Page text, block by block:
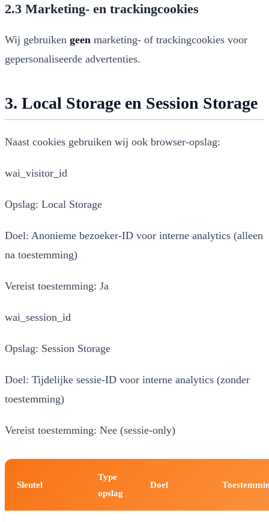
2.3 Marketing- en trackingcookies
Wij gebruiken geen marketing- of trackingcookies voor
gepersonaliseerde advertenties.
3. Local Storage en Session Storage
Naast cookies gebruiken wij ook browser-opslag:
wai_visitor_id
Opslag: Local Storage
Doel: Anonieme bezoeker-ID voor interne analytics (alleen
na toestemming)
Vereist toestemming: Ja
wai_session_id
Opslag: Session Storage
Doel: Tijdelijke sessie-ID voor interne analytics (zonder
toestemming)
Vereist toestemming: Nee (sessie-only)
Sleutel
Type
opslag
Doel